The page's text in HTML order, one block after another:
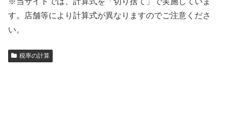
す。店舗等により計算式が異なりますのでご注意くださ
い。
税率の計算